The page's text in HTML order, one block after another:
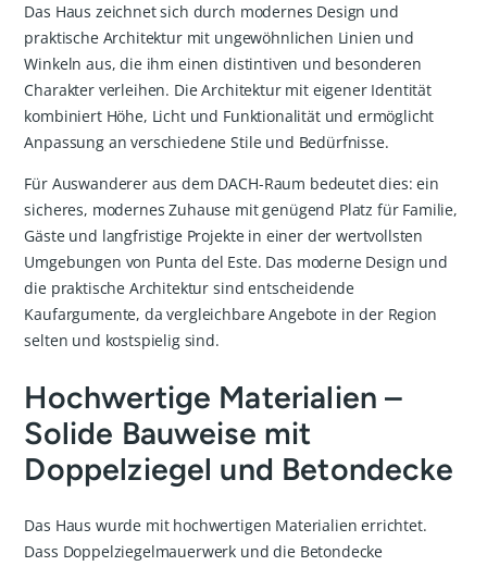
Das Haus zeichnet sich durch modernes Design und
praktische Architektur mit ungewöhnlichen Linien und
Winkeln aus, die ihm einen distintiven und besonderen
Charakter verleihen. Die Architektur mit eigener Identität
kombiniert Höhe, Licht und Funktionalität und ermöglicht
Anpassung an verschiedene Stile und Bedürfnisse.
Für Auswanderer aus dem DACH-Raum bedeutet dies: ein
sicheres, modernes Zuhause mit genügend Platz für Familie,
Gäste und langfristige Projekte in einer der wertvollsten
Umgebungen von Punta del Este. Das moderne Design und
die praktische Architektur sind entscheidende
Kaufargumente, da vergleichbare Angebote in der Region
selten und kostspielig sind.
Hochwertige Materialien –
Solide Bauweise mit
Doppelziegel und Betondecke
Das Haus wurde mit hochwertigen Materialien errichtet.
Dass Doppelziegelmauerwerk und die Betondecke